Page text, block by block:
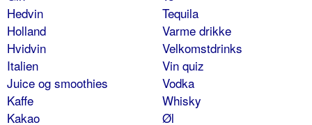
Hedvin
Holland
Hvidvin
Italien
Juice og smoothies
Kaffe
Kakao
Tequila
Varme drikke
Velkomstdrinks
Vin quiz
Vodka
Whisky
Øl